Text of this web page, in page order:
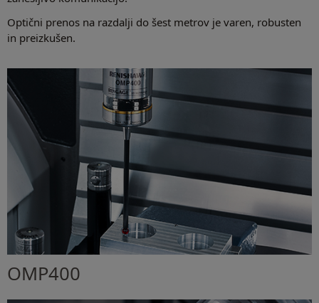
Optični prenos na razdalji do šest metrov je varen, robusten
in preizkušen.
OMP400